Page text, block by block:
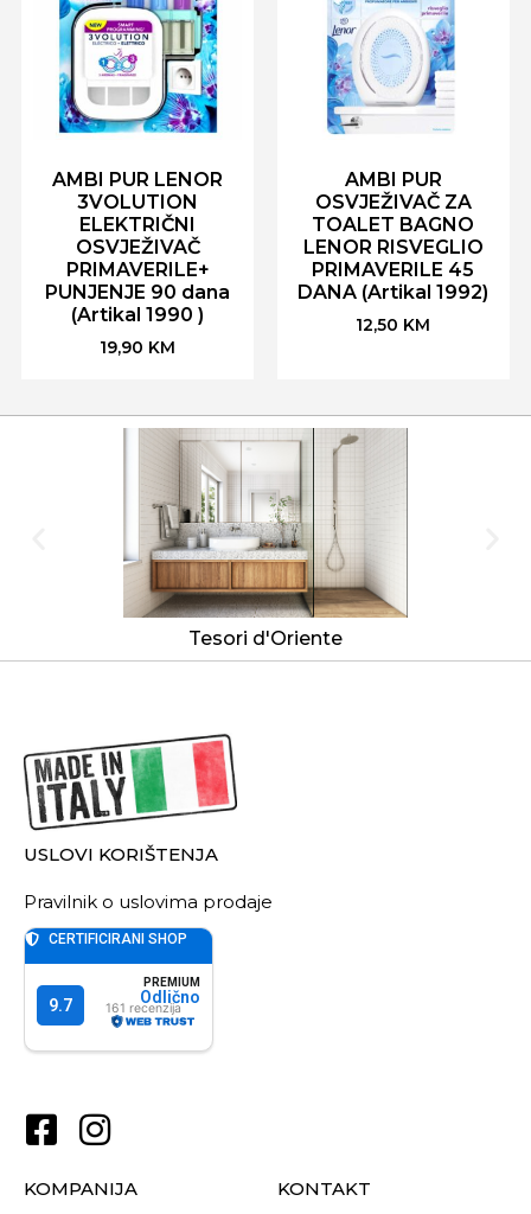
AMBI PUR LENOR
3VOLUTION
ELEKTRIČNI
OSVJEŽIVAČ
PRIMAVERILE+
PUNJENJE 90 dana
(Artikal 1990 )
19,90 KM
AMBI PUR
OSVJEŽIVAČ ZA
TOALET BAGNO
LENOR RISVEGLIO
PRIMAVERILE 45
DANA (Artikal 1992)
12,50 KM
Tesori d'Oriente
USLOVI KORIŠTENJA
Pravilnik o uslovima prodaje
KOMPANIJA KONTAKT